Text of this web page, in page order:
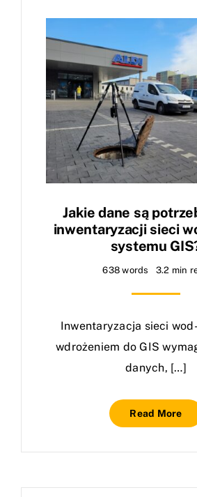
Jakie dane są
inwentaryzacji sieci
systemu
638 words 3.2 min
Inwentaryzacja sieci
wdrożeniem do GIS
danych, […]
Read More